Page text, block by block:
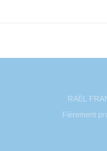
RAËL
Fièrement